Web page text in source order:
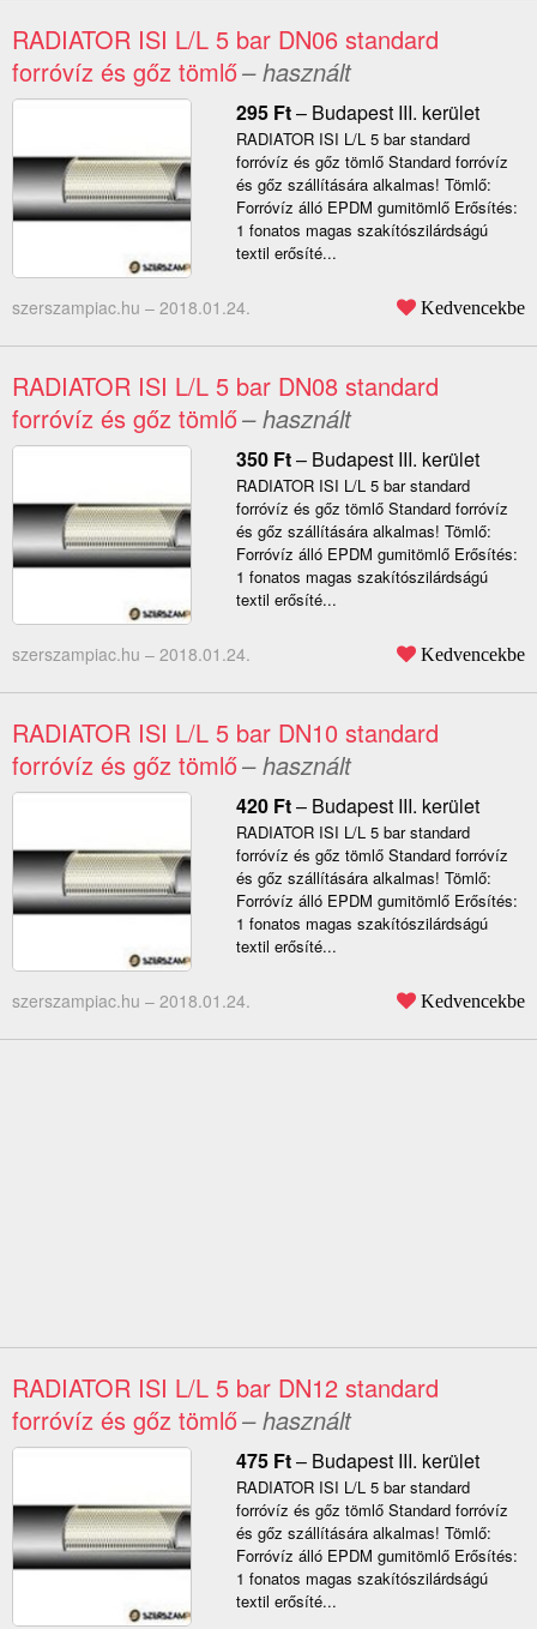
RADIATOR ISI L/L 5 bar DN06 standard
forróvíz és gőz tömlő– használt
295 Ft– Budapest III. kerület
RADIATOR ISI L/L 5 bar standard
forróvíz és gőz tömlő Standard forróvíz
és gőz szállítására alkalmas! Tömlő:
Forróvíz álló EPDM gumitömlő Erősítés:
1 fonatos magas szakítószilárdságú
textil erősíté...
szerszampiac.hu – 2018.01.24. Kedvencekbe
RADIATOR ISI L/L 5 bar DN08 standard
forróvíz és gőz tömlő– használt
350 Ft– Budapest III. kerület
RADIATOR ISI L/L 5 bar standard
forróvíz és gőz tömlő Standard forróvíz
és gőz szállítására alkalmas! Tömlő:
Forróvíz álló EPDM gumitömlő Erősítés:
1 fonatos magas szakítószilárdságú
textil erősíté...
szerszampiac.hu – 2018.01.24. Kedvencekbe
RADIATOR ISI L/L 5 bar DN10 standard
forróvíz és gőz tömlő– használt
420 Ft– Budapest III. kerület
RADIATOR ISI L/L 5 bar standard
forróvíz és gőz tömlő Standard forróvíz
és gőz szállítására alkalmas! Tömlő:
Forróvíz álló EPDM gumitömlő Erősítés:
1 fonatos magas szakítószilárdságú
textil erősíté...
szerszampiac.hu – 2018.01.24. Kedvencekbe
RADIATOR ISI L/L 5 bar DN12 standard
forróvíz és gőz tömlő– használt
475 Ft– Budapest III. kerület
RADIATOR ISI L/L 5 bar standard
forróvíz és gőz tömlő Standard forróvíz
és gőz szállítására alkalmas! Tömlő:
Forróvíz álló EPDM gumitömlő Erősítés:
1 fonatos magas szakítószilárdságú
textil erősíté...